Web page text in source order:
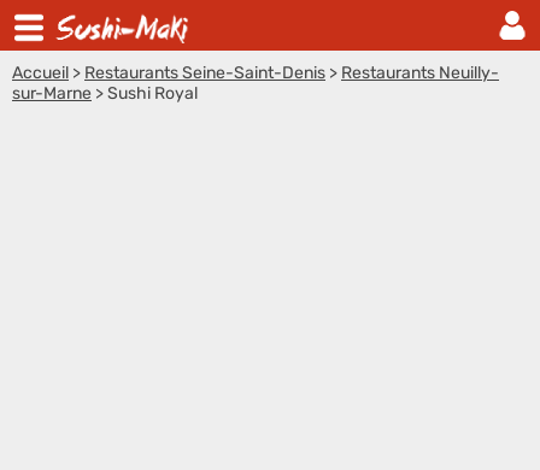
Accueil > Restaurants Seine-Saint-Denis > Restaurants Neuilly-
sur-Marne >Sushi Royal